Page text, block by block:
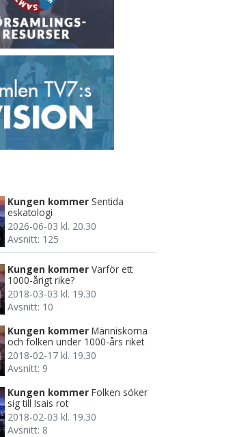
Kungen kommer Sentida
eskatologi
2026-06-03 kl. 20.30
Avsnitt: 125
Kungen kommer Varför ett
1000-årigt rike?
2018-03-03 kl. 19.30
Avsnitt: 10
Kungen kommer Människorna
och folken under 1000-års riket
2018-02-17 kl. 19.30
Avsnitt: 9
Kungen kommer Folken söker
sig till Isais rot
2018-02-03 kl. 19.30
Avsnitt: 8